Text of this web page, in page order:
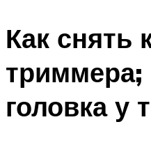
Как снять
триммера;
головка у